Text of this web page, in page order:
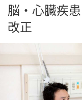
脳・心臓疾
改正